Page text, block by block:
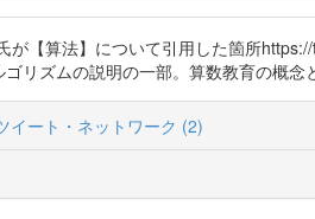
【算法】について引用した箇所
リズムの説明の一部。算数教育の概念
イート・ネットワーク (2)